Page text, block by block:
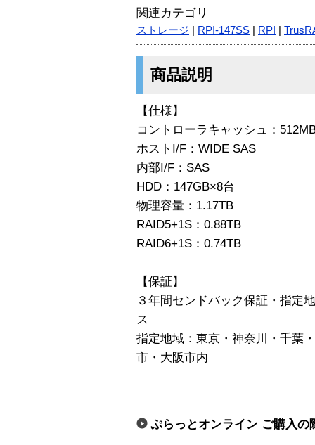
関連カテゴリ
ストレージ RPI-147SS RPI
商品説明
【仕様】
コントローラキャッシュ：
ホストI/F：WIDE SAS
内部I/F：SAS
HDD：147GB×8台
物理容量：1.17TB
RAID5+1S：0.88TB
RAID6+1S：0.74TB
【保証】
３年間センドバック保証・指定
ス
指定地域：東京・神奈川・千葉
市・大阪市内
ぷらっとオンライン ご購入の